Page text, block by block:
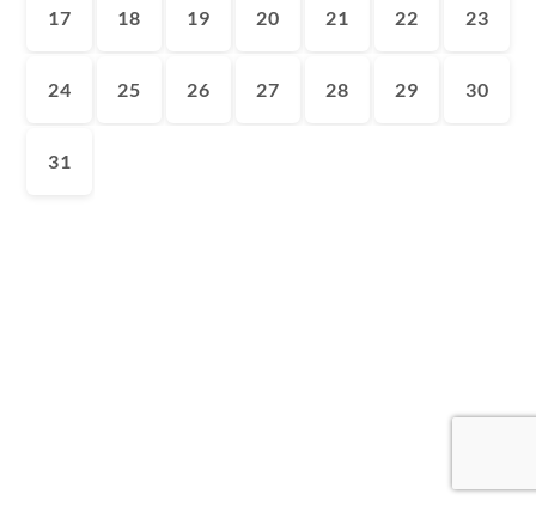
17 18 19 20 21 22 23
24 25 26 27 28 29 30
31